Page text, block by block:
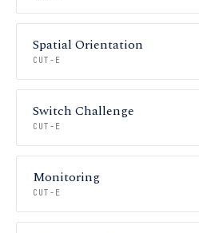
Spatial Orientation
CUT-E
Switch Challenge
CUT-E
Monitoring
CUT-E